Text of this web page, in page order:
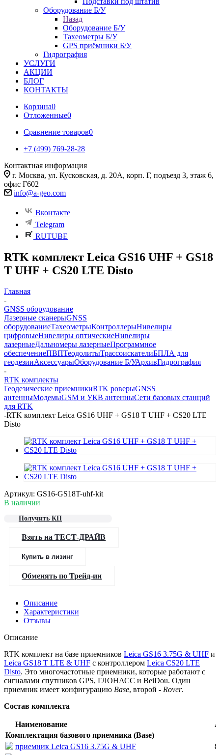
Оборудование Б/У
Назад
Оборудование Б/У
Тахеометры Б/У
GPS приёмники Б/У
Гидрография
УСЛУГИ
АКЦИИ
БЛОГ
КОНТАКТЫ
Корзина0
Отложенные0
Сравнение товаров0
+7 (499) 769-28-28
Контактная информация
г. Москва, ул. Кусковская, д. 20А, корп. Г, подъезд 3, этаж 6,
офис Г602
info@a-geo.com
Вконтакте
Telegram
RUTUBE
RTK комплект Leica GS16 UHF + GS18
T UHF + CS20 LTE Disto
Главная
-
GNSS оборудование
Лазерные сканерыGNSS
оборудованиеТахеометрыКонтроллерыНивелиры
цифровыеНивелиры оптическиеНивелиры
лазерныеДальномеры лазерныеПрограммное
обеспечениеПВПТеодолитыТрассоискателиБПЛА для
геодезииАксессуарыОборудование Б/УАрхивГидрография
-
RTK комплекты
Геодезические приемникиRTK роверыGNSS
антенныМодемыGSM и УКВ антенныСети базовых станций
для RTK
-RTK комплект Leica GS16 UHF + GS18 T UHF + CS20 LTE
Disto
Артикул: GS16-GS18T-uhf-kit
В наличии
Получить КП
Взять на ТЕСТ-ДРАЙВ
Купить в лизинг
Обменять по Трейд-ин
Описание
Характеристики
Отзывы
Описание
RTK комплект на базе приемников Leica GS16 3.75G & UHF и
Leica GS18 T LTE & UHF c контроллером Leica CS20 LTE
Disto. Это многочастотные приемники, которые работают с
сигналами спутников GPS, ГЛОНАСС и BeiDou. Один
приемник имеет конфигурацию Base, второй - Rover.
Состав комплекта
Наименование
Комплектация базового приемника (Base)
приемник Leica GS16 3.75G & UHF